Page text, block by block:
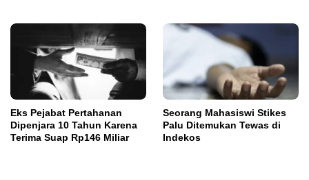
Eks Pejabat Pertahanan
Dipenjara 10 Tahun Karena
Terima Suap Rp146 Miliar
Seorang Mahasiswi Stikes
Palu Ditemukan Tewas di
Indekos